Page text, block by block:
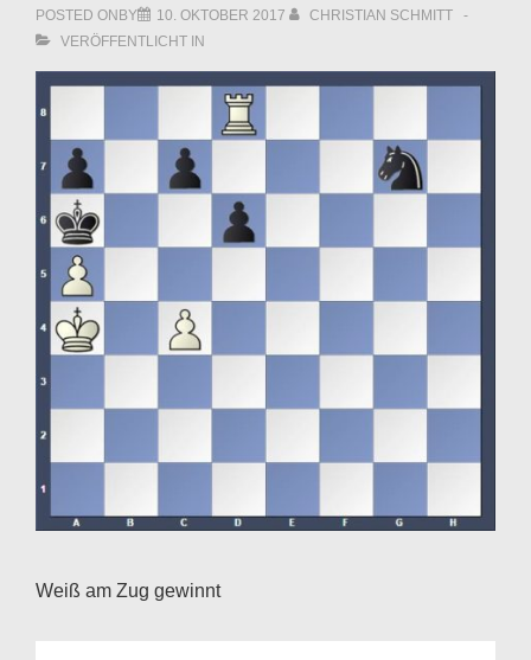
POSTED ONBY 10. OKTOBER 2017
CHRISTIAN SCHMITT
VERÖFFENTLICHT IN
Weiß am Zug gewinnt